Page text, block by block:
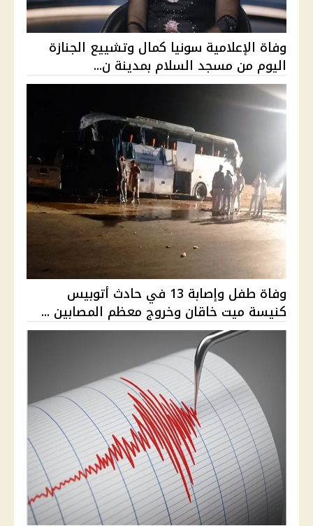
وفاة الإعلامية سونيا كمال وتشييع الجنازة
اليوم من مسجد السلام بمدينة ن...
وفاة طفل وإصابة 13 في حادث أتوبيس
كنيسة ميت خاقان وخروج معظم المصابين ...